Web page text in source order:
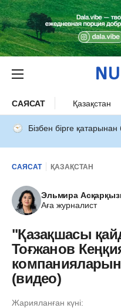
САЯСАТ Қазақстан
Бізбен бірге қатарынан
САЯСАТ ҚАЗАҚСТАН
Эльмира
Аға журналист
"Қазақшасы
Тоғжанов
(видео)
Жарияланған күні: